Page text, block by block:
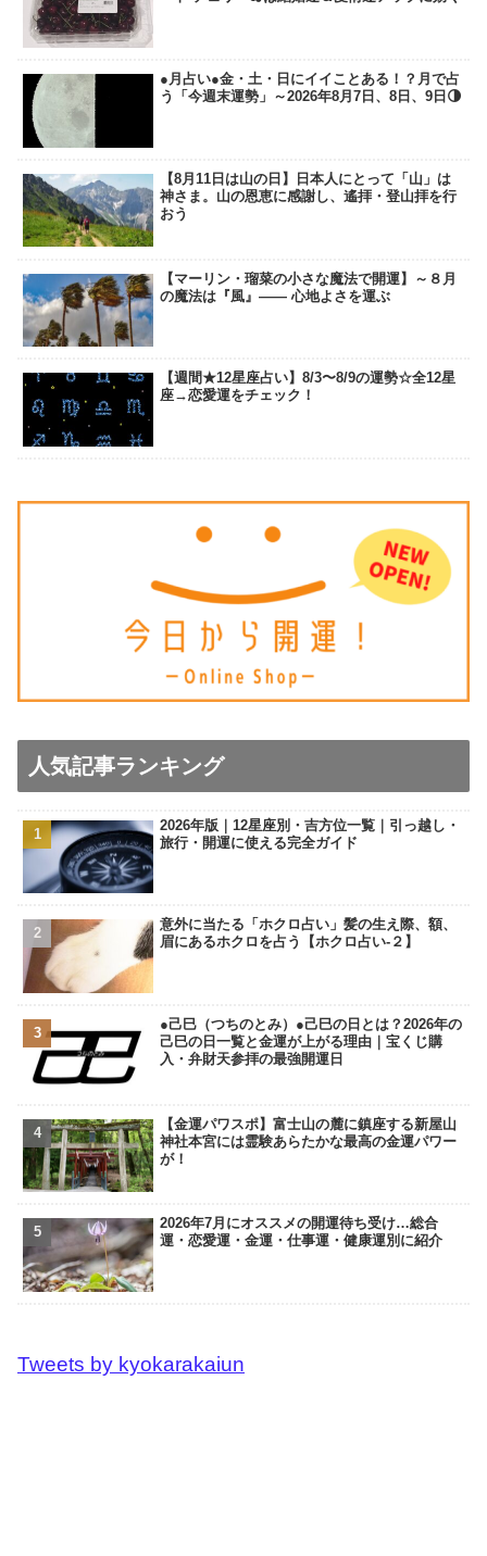
●月占い●金・土・日にイイことある！？月で占
う「今週末運勢」～2026年8月7日、8日、9日🌗
【8月11日は山の日】日本人にとって「山」は
神さま。山の恩恵に感謝し、遙拝・登山拝を行
おう
【マーリン・瑠菜の小さな魔法で開運】～８月
の魔法は『風』―― 心地よさを運ぶ
【週間★12星座占い】8/3〜8/9の運勢☆全12星
座→恋愛運をチェック！
人気記事ランキング
2026年版｜12星座別・吉方位一覧｜引っ越し・
旅行・開運に使える完全ガイド
意外に当たる「ホクロ占い」髪の生え際、額、
眉にあるホクロを占う【ホクロ占い‐２】
●己巳（つちのとみ）●己巳の日とは？2026年の
己巳の日一覧と金運が上がる理由｜宝くじ購
入・弁財天参拝の最強開運日
【金運パワスポ】富士山の麓に鎮座する新屋山
神社本宮には霊験あらたかな最高の金運パワー
が！
2026年7月にオススメの開運待ち受け…総合
運・恋愛運・金運・仕事運・健康運別に紹介
Tweets by kyokarakaiun